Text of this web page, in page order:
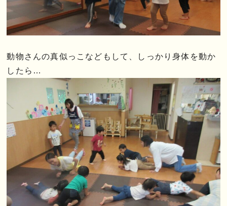
動物さんの真似っこなどもして、しっかり身体を動か
したら…